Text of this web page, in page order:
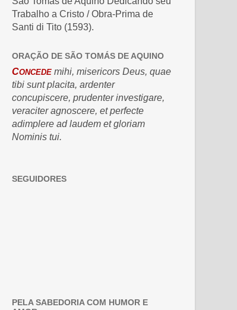
Trabalho a Cristo / Obra-Prima de
Santi di Tito (1593).
ORAÇÃO DE SÃO TOMÁS DE AQUINO
CONCEDEmihi, misericors Deus, quae
tibi sunt placita, ardenter
concupiscere, prudenter investigare,
veraciter agnoscere, et perfecte
adimplere ad laudem et gloriam
Nominis tui.
SEGUIDORES
PELA SABEDORIA COM HUMOR E